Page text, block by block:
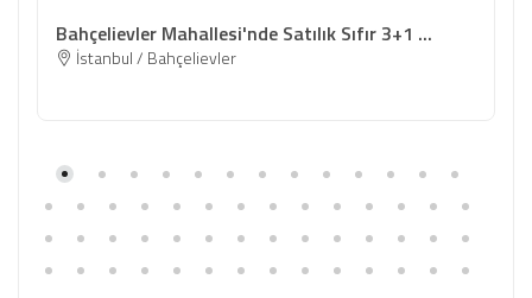
Bahçelievler Mahallesi'nde Satılık Sıfır 3+1 ...
İstanbul / Bahçelievler